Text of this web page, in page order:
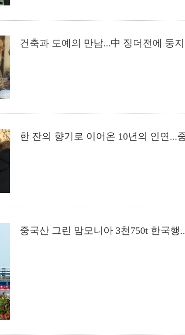
건축과 도예의 만남...中 징더전에 둥
한 잔의 향기로 이어온 10년의 인연...
중국산 그린 암모니아 3천750t 한국